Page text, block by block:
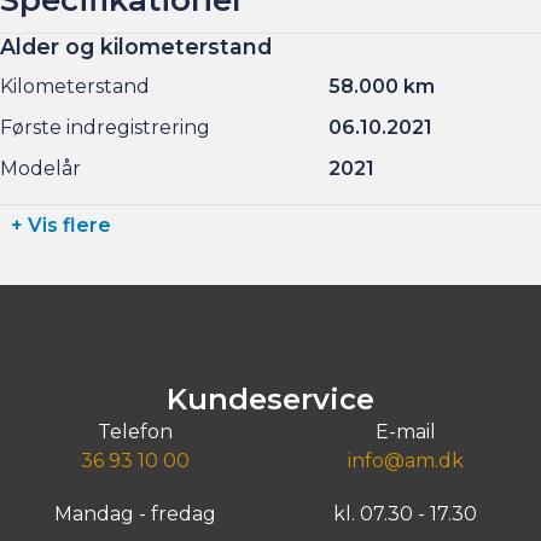
Alder og kilometerstand
Kilometerstand
58.000 km
Første indregistrering
06.10.2021
Modelår
2021
+ Vis flere
Kundeservice
Telefon
36 93 10 00
E-mail
info@am.dk
Mandag - fredag kl. 07.30 - 17.30